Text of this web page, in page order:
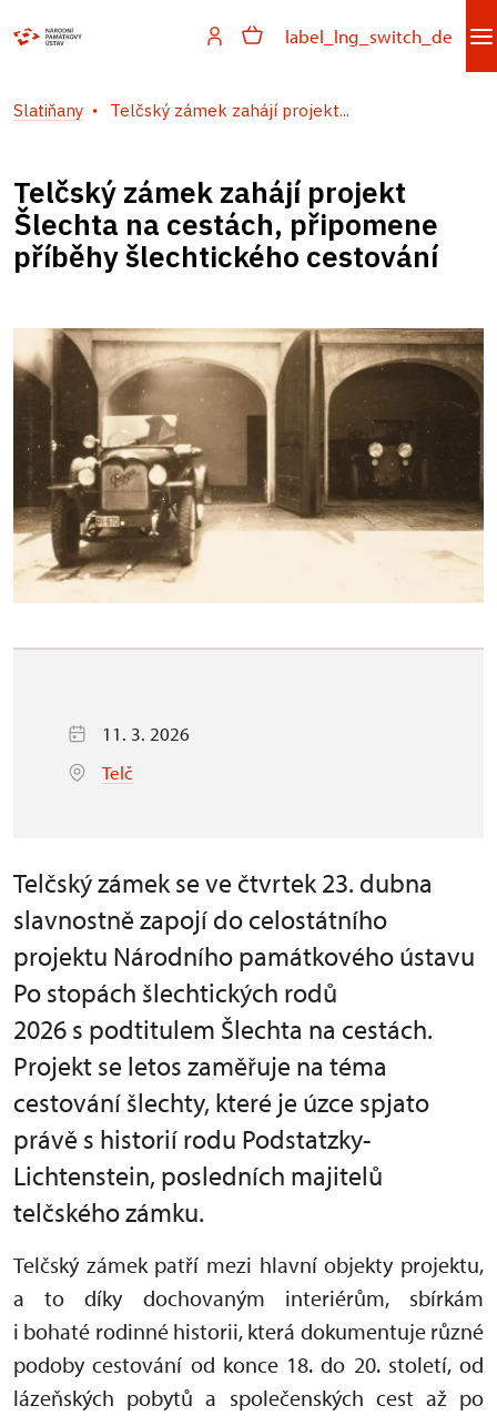
label_lng_switch_de
Slatiňany Telčský zámek zahájí projekt...
Telčský zámek zahájí projekt
Šlechta na cestách, připomene
příběhy šlechtického cestování
11. 3. 2026
Telč
Telčský zámek se ve čtvrtek 23. dubna
slavnostně zapojí do celostátního
projektu Národního památkového ústavu
Po stopách šlechtických rodů
2026 s podtitulem Šlechta na cestách.
Projekt se letos zaměřuje na téma
cestování šlechty, které je úzce spjato
právě s historií rodu Podstatzky-
Lichtenstein, posledních majitelů
telčského zámku.
Telčský zámek patří mezi hlavní objekty projektu,
a to díky dochovaným interiérům, sbírkám
i bohaté rodinné historii, která dokumentuje různé
podoby cestování od konce 18. do 20. století, od
lázeňských pobytů a společenských cest až po